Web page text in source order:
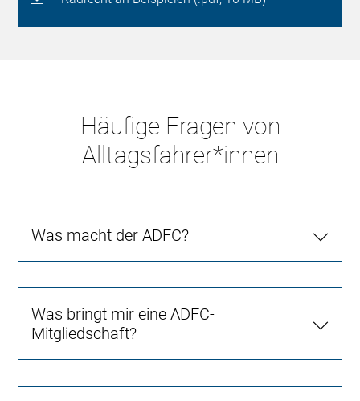
Häufige Fragen von
Alltagsfahrer*innen
Was macht der ADFC?
Was bringt mir eine ADFC-
Mitgliedschaft?